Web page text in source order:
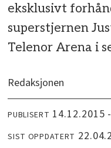
eksklusivt
superstjernen
Telenor Arena i
Redaksjonen
PUBLISERT 14.12.2015
SIST OPPDATERT